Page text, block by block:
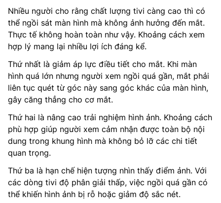
Nhiều người cho rằng chất lượng tivi càng cao thì có
thể ngồi sát màn hình mà không ảnh hưởng đến mắt.
Thực tế không hoàn toàn như vậy. Khoảng cách xem
hợp lý mang lại nhiều lợi ích đáng kể.
Thứ nhất là giảm áp lực điều tiết cho mắt. Khi màn
hình quá lớn nhưng người xem ngồi quá gần, mắt phải
liên tục quét từ góc này sang góc khác của màn hình,
gây căng thẳng cho cơ mắt.
Thứ hai là nâng cao trải nghiệm hình ảnh. Khoảng cách
phù hợp giúp người xem cảm nhận được toàn bộ nội
dung trong khung hình mà không bỏ lỡ các chi tiết
quan trọng.
Thứ ba là hạn chế hiện tượng nhìn thấy điểm ảnh. Với
các dòng tivi độ phân giải thấp, việc ngồi quá gần có
thể khiến hình ảnh bị rỗ hoặc giảm độ sắc nét.